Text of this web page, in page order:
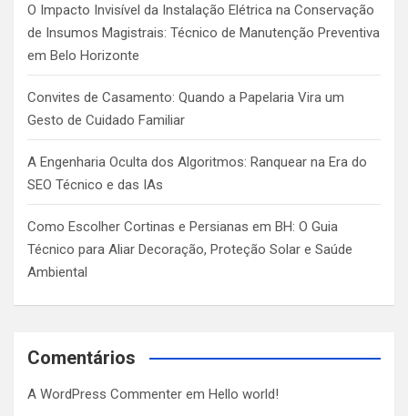
O Impacto Invisível da Instalação Elétrica na Conservação
de Insumos Magistrais: Técnico de Manutenção Preventiva
em Belo Horizonte
Convites de Casamento: Quando a Papelaria Vira um
Gesto de Cuidado Familiar
A Engenharia Oculta dos Algoritmos: Ranquear na Era do
SEO Técnico e das IAs
Como Escolher Cortinas e Persianas em BH: O Guia
Técnico para Aliar Decoração, Proteção Solar e Saúde
Ambiental
Comentários
A WordPress Commenter em Hello world!